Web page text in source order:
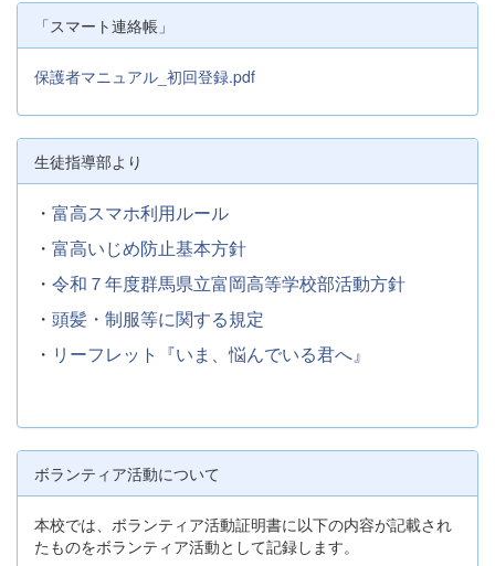
「スマート連絡帳」
保護者マニュアル_初回登録.pdf
生徒指導部より
・ 富高スマホ利用ルール
・ 富高いじめ防止基本方針
・ 令和７年度群馬県立富岡高等学校部活動方針
・ 頭髪・制服等に関する規定
・ リーフレット『いま、悩んでいる君へ』
ボランティア活動について
本校では、ボランティア活動証明書に以下の内容が記載され
たものをボランティア活動として記録します。